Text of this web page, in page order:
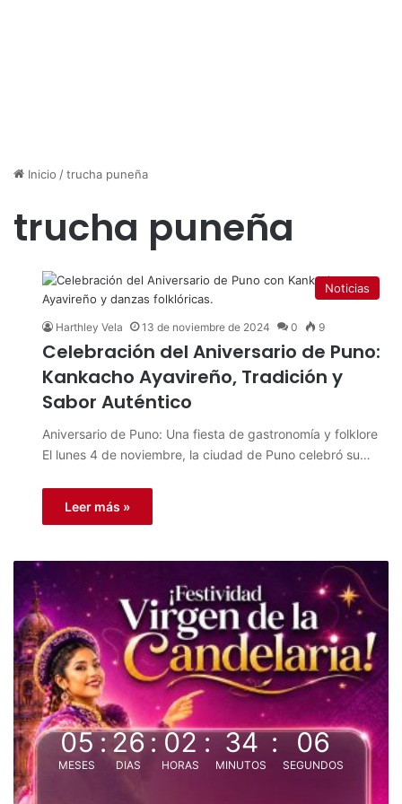
Inicio /trucha puneña
trucha puneña
Noticias
Harthley Vela 13 de noviembre de 2024 0 9
Celebración del Aniversario de Puno:
Kankacho Ayavireño, Tradición y
Sabor Auténtico
Aniversario de Puno: Una fiesta de gastronomía y folklore
El lunes 4 de noviembre, la ciudad de Puno celebró su…
Leer más »
05
MESES
:26
DIAS
:02
HORAS
: 34
MINUTOS
: 06
SEGUNDOS